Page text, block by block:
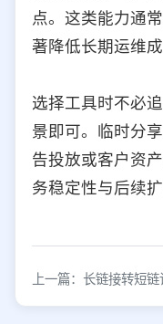
点。这类能力通
著降低长期运维成
选择工具时不必
景即可。临时分
告投放或客户资
务稳定性与后续扩